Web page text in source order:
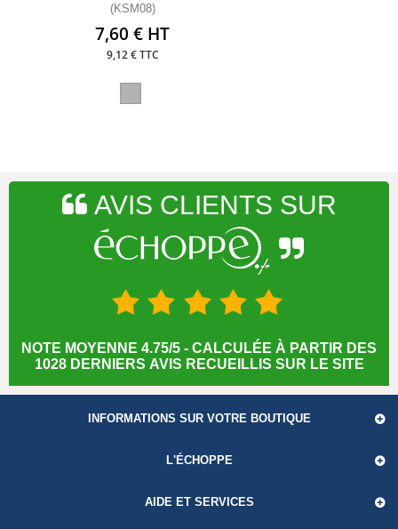
(KSM08)
7,60 € HT
9,12 € TTC
NOTE MOYENNE 4.75/5 - CALCULÉE À PARTIR DES
1028 DERNIERS AVIS RECUEILLIS SUR LE SITE
INFORMATIONS SUR VOTRE BOUTIQUE
L'ÉCHOPPE
AIDE ET SERVICES